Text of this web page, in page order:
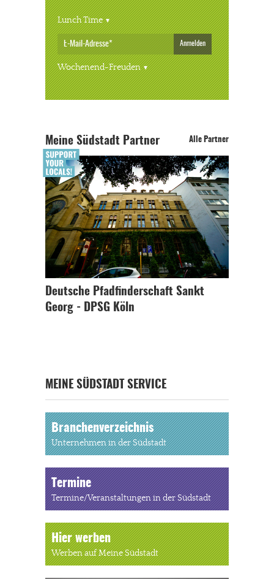
Lunch Time
Anmelden
Wochenend-Freuden
Meine Südstadt Partner Alle Partner
Deutsche Pfadfinderschaft Sankt
Georg - DPSG Köln
MEINE SÜDSTADT SERVICE
Branchenverzeichnis
Unternehmen in der Südstadt
Termine
Termine/Veranstaltungen in der Südstadt
Hier werben
Werben auf Meine Südstadt